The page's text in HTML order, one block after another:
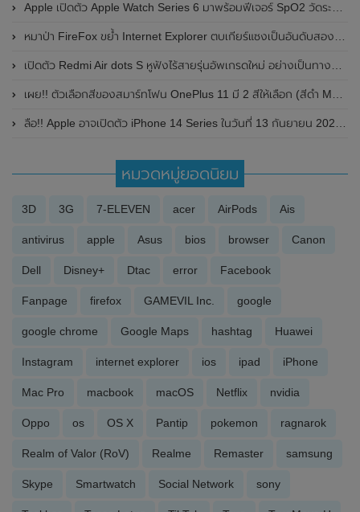
Apple เปิดตัว Apple Watch Series 6 มาพร้อมฟีเจอร์ SpO2 วัดระดับออกซิเจนในเลือด และสีใหม่
หมาป่า FireFox ขย้ำ Internet Explorer ตบเกียร์แซงเป็นอันดับสองได้สำเร็จ
เปิดตัว Redmi Air dots S หูฟังไร้สายรุ่นอัพเกรดใหม่ อย่างเป็นทางการแล้ว
เผย!! ตัวเลือกสีของสมาร์ทโฟน OnePlus 11 มี 2 สีให้เลือก (สีดำ Matte Black และสีเขียว Glossy Green) พร้อมเผยรายละเอียดสเปกที่สำคัญบางส่วน
ลือ!! Apple อาจเปิดตัว iPhone 14 Series ในวันที่ 13 กันยายน 2022 นี้
หมวดหมู่ยอดนิยม
3D 3G 7-ELEVEN acer AirPods Ais
antivirus apple Asus bios browser Canon
Dell Disney+ Dtac error Facebook
Fanpage firefox GAMEVIL Inc. google
google chrome Google Maps hashtag Huawei
Instagram internet explorer ios ipad iPhone
Mac Pro macbook macOS Netflix nvidia
Oppo os OS X Pantip pokemon ragnarok
Realm of Valor (RoV) Realme Remaster samsung
Skype Smartwatch Social Network sony